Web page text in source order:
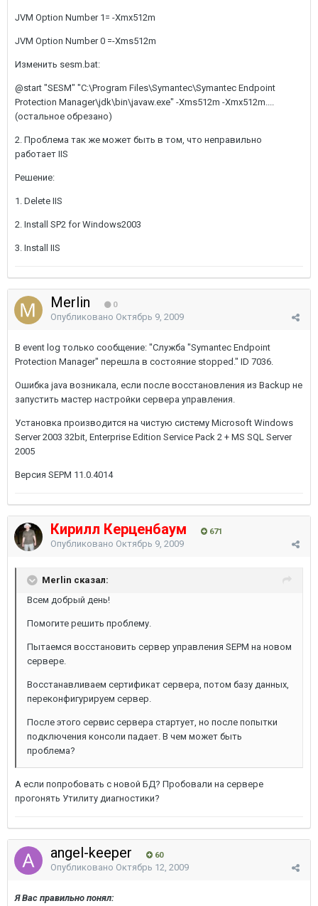
JVM Option Number 1= -Xmx512m
JVM Option Number 0 =-Xms512m
Изменить sesm.bat:
@start "SESM" "C:\Program Files\Symantec\Symantec Endpoint
Protection Manager\jdk\bin\javaw.exe" -Xms512m -Xmx512m....
(остальное обрезано)
2. Проблема так же может быть в том, что неправильно
работает IIS
Решение:
1. Delete IIS
2. Install SP2 for Windows2003
3. Install IIS
Merlin 0
Опубликовано Октябрь 9, 2009
В event log только сообщение: "Служба "Symantec Endpoint
Protection Manager" перешла в состояние stopped." ID 7036.
Ошибка java возникала, если после восстановления из Backup не
запустить мастер настройки сервера управления.
Установка производится на чистую систему Microsoft Windows
Server 2003 32bit, Enterprise Edition Service Pack 2 + MS SQL Server
2005
Версия SEPM 11.0.4014
Кирилл Керценбаум 671
Опубликовано Октябрь 9, 2009
Merlin сказал:
Всем добрый день!
Помогите решить проблему.
Пытаемся восстановить сервер управления SEPM на новом
сервере.
Восстанавливаем сертификат сервера, потом базу данных,
переконфигурируем сервер.
После этого сервис сервера стартует, но после попытки
подключения консоли падает. В чем может быть
проблема?
А если попробовать с новой БД? Пробовали на сервере
прогонять Утилиту диагностики?
angel-keeper 60
Опубликовано Октябрь 12, 2009
Я Вас правильно понял: